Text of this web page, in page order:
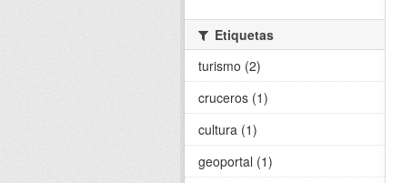
Etiquetas
turismo (2)
cruceros (1)
cultura (1)
geoportal (1)